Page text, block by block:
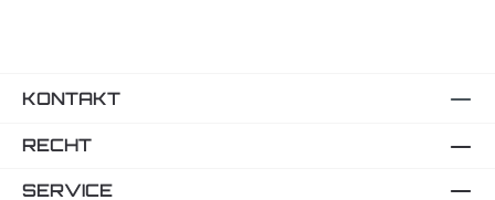
KONTAKT
RECHT
SERVICE